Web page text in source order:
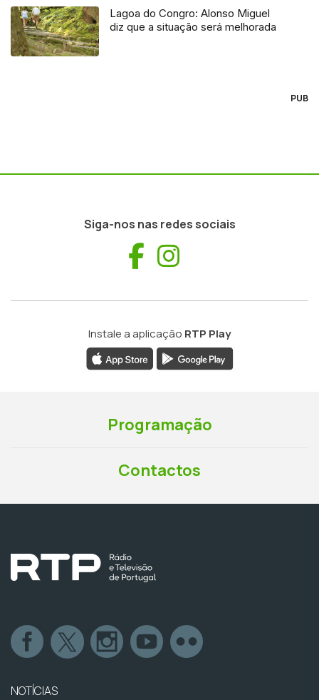
Lagoa do Congro: Alonso Miguel
diz que a situação será melhorada
PUB
Siga-nos nas redes sociais
Facebook
Instale a aplicação RTP Play
Programação
Contactos
NOTÍCIAS